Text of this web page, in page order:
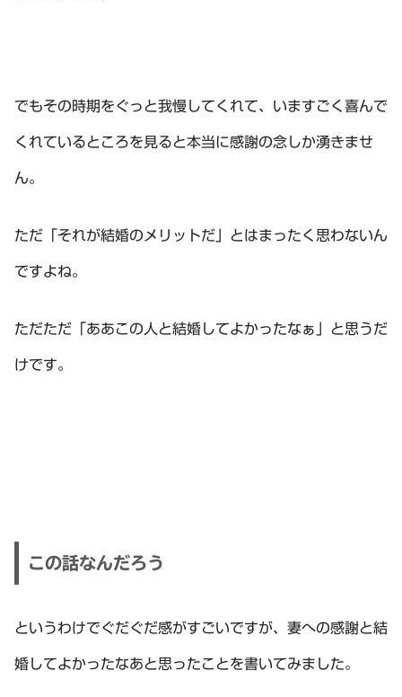
でもその時期をぐっと我慢してくれて、いますごく喜んで
くれているところを見ると本当に感謝の念しか湧きませ
ん。
ただ「それが結婚のメリットだ」とはまったく思わないん
ですよね。
ただただ「ああこの人と結婚してよかったなぁ」と思うだ
けです。
この話なんだろう
というわけでぐだぐだ感がすごいですが、妻への感謝と結
婚してよかったなあと思ったことを書いてみました。